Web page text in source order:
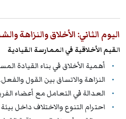
اليوم الثاني: الأخلاق والنزاهة
القيم الأخلاقية في الممارسة القيادية
أهمية الأخلاق في بناء القيادة
النزاهة والاتساق بين القول والفعل.
العدالة في التعامل مع أعضاء
احترام التنوع والاختلاف داخل